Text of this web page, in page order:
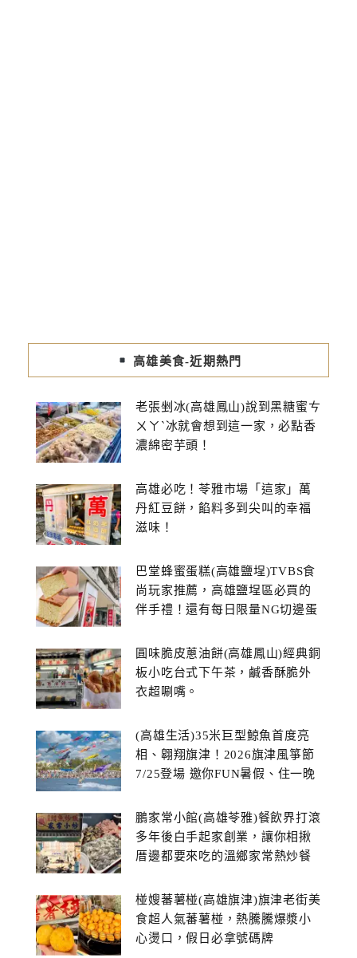
高雄美食-近期熱門
老張剉冰(高雄鳳山)說到黑糖蜜ㄘ
ㄨㄚˋ冰就會想到這一家，必點香
濃綿密芋頭！
高雄必吃！苓雅市場「這家」萬
丹紅豆餅，餡料多到尖叫的幸福
滋味！
巴堂蜂蜜蛋糕(高雄鹽埕)TVBS食
尚玩家推薦，高雄鹽埕區必買的
伴手禮！還有每日限量NG切邊蛋
圓味脆皮蔥油餅(高雄鳳山)經典銅
板小吃台式下午茶，鹹香酥脆外
衣超唰嘴。
(高雄生活)35米巨型鯨魚首度亮
相、翱翔旗津！2026旗津風箏節
7/25登場 邀你FUN暑假、住一晚
鵬家常小館(高雄苓雅)餐飲界打滾
多年後白手起家創業，讓你相揪
厝邊都要來吃的溫鄉家常熱炒餐
椪嫂蕃薯椪(高雄旗津)旗津老街美
食超人氣蕃薯椪，熱騰騰爆漿小
心燙口，假日必拿號碼牌